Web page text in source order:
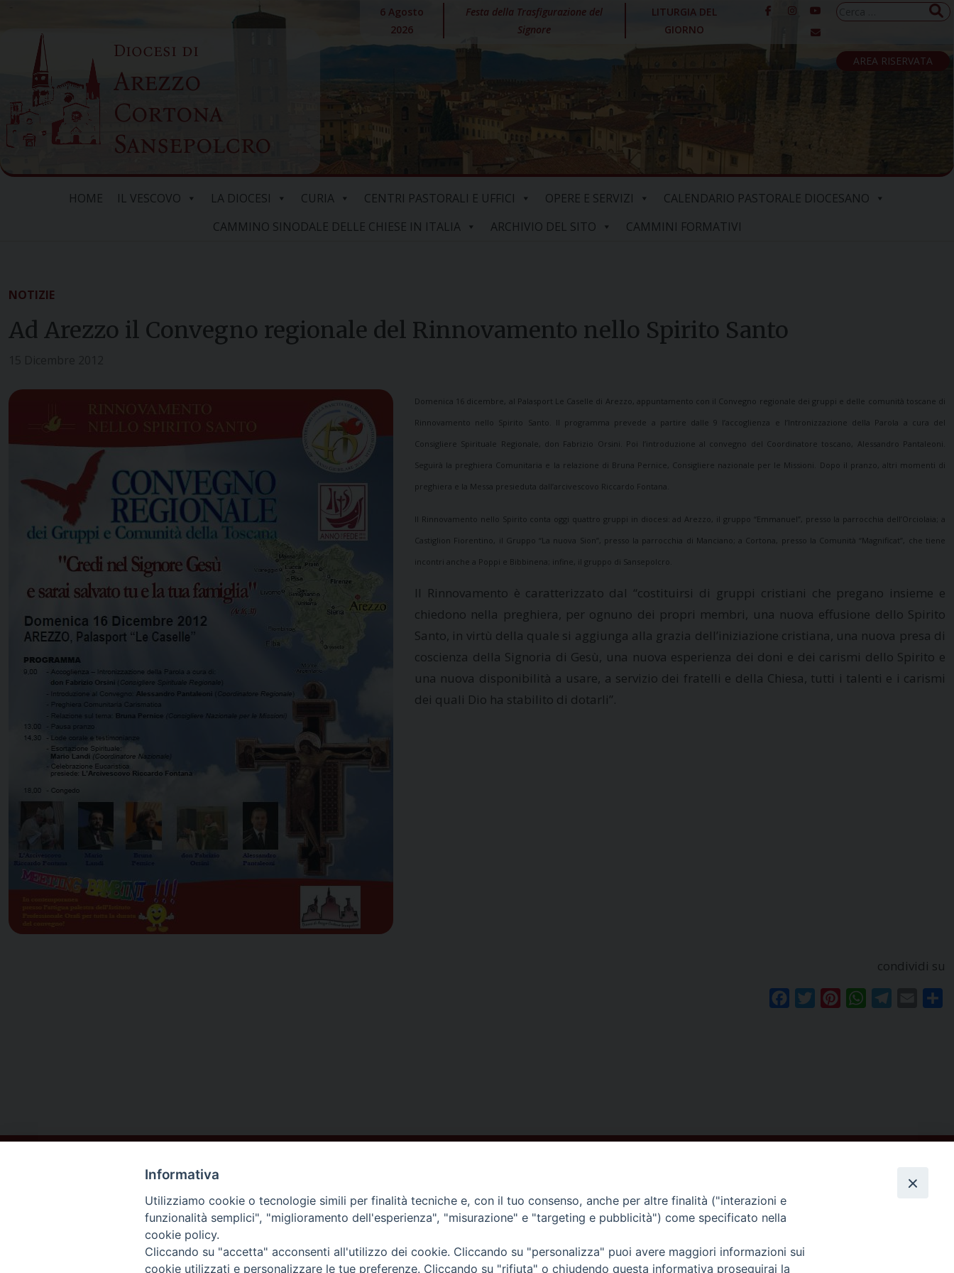
content
Diocesi di
Arezzo
Cortona
Sansepolcro
6 Agosto
2026
Festa della Trasfigurazione del
Signore
LITURGIA DEL
GIORNO
Ricerca
AREA RISERVATA
HOME IL VESCOVO LA DIOCESI CURIA CENTRI PASTORALI E UFFICI OPERE E SERVIZI
CALENDARIO PASTORALE DIOCESANO
CAMMINO SINODALE DELLE CHIESE IN ITALIA
ARCHIVIO DEL SITO CAMMINI FORMATIVI
NOTIZIE
Ad Arezzo il Convegno regionale del Rinnovamento nello Spirito Santo
Domenica 16 dicembre, al Palasport Le Caselle di Arezzo, appuntamento con il Convegno regionale dei gruppi e delle comunità toscane di
Rinnovamento nello Spirito Santo. Il programma prevede a partire dalle 9 l’accoglienza e l’Intronizzazione della Parola a cura del
Consigliere Spirituale Regionale, don Fabrizio Orsini. Poi l’introduzione al convegno del Coordinatore toscano, Alessandro Pantaleoni.
Seguirà la preghiera Comunitaria e la relazione di Bruna Pernice, Consigliere nazionale per le Missioni. Dopo il pranzo, altri momenti di
preghiera e la Messa presieduta dall’arcivescovo Riccardo Fontana.
Il Rinnovamento nello Spirito conta oggi quattro gruppi in diocesi: ad Arezzo, il gruppo “Emmanuel”, presso la parrocchia dell’Orciolaia; a
Castiglion Fiorentino, il Gruppo “La nuova Sion”, presso la parrocchia di Manciano; a Cortona, presso la Comunità “Magnificat”, che tiene
incontri anche a Poppi e Bibbinena; infine, il gruppo di Sansepolcro.
Il Rinnovamento è caratterizzato dal “costituirsi di gruppi cristiani che pregano insieme e
chiedono nella preghiera, per ognuno dei propri membri, una nuova effusione dello Spirito
Santo, in virtù della quale si aggiunga alla grazia dell’iniziazione cristiana, una nuova presa di
coscienza della Signoria di Gesù, una nuova esperienza dei doni e dei carismi dello Spirito e
una nuova disponibilità a usare, a servizio dei fratelli e della Chiesa, tutti i talenti e i carismi
dei quali Dio ha stabilito di dotarli”.
condividi su
FacebookTwitterPinterestWhatsAppTelegram
Email
DIOCESI DI
Contatti Seguici su
Informativa
Utilizziamo cookie o tecnologie simili per finalità tecniche e, con il tuo consenso, anche per altre finalità ("interazioni e
funzionalità semplici", "miglioramento dell'esperienza", "misurazione" e "targeting e pubblicità") come specificato nella
cookie policy.
Cliccando su "accetta" acconsenti all'utilizzo dei cookie. Cliccando su "personalizza" puoi avere maggiori informazioni sui
cookie utilizzati e personalizzare le tue preferenze. Cliccando su "rifiuta" o chiudendo questa informativa proseguirai la